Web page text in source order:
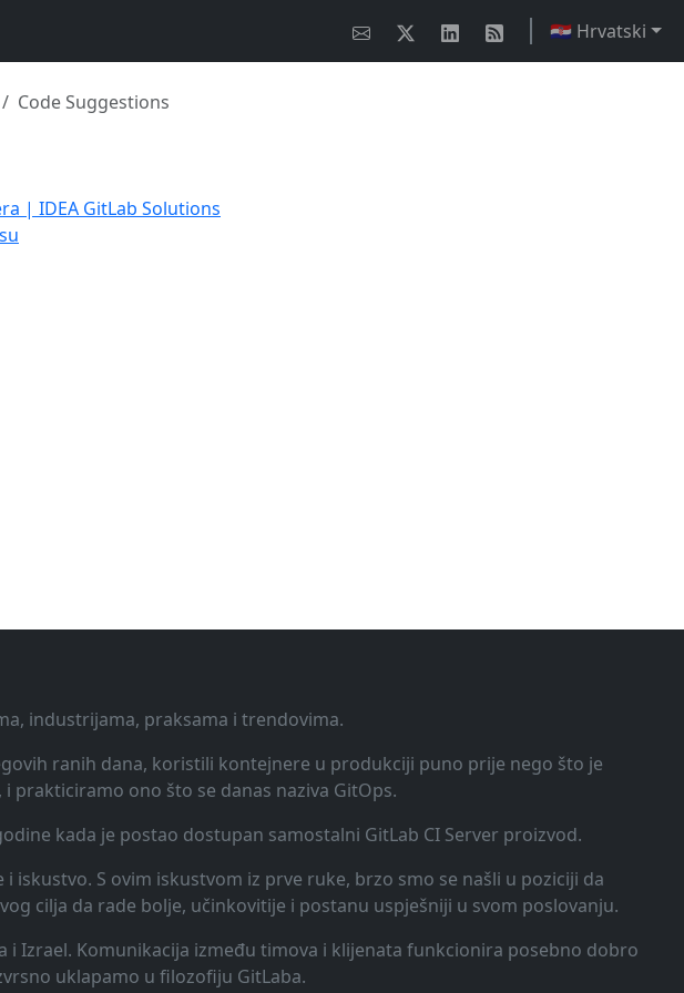
🇭🇷 Hrvatski
Code Suggestions
| IDEA GitLab Solutions
industrijama, praksama i trendovima.
ranih dana, koristili kontejnere u produkciji puno prije nego što je
ono što se danas naziva GitOps.
kada je postao dostupan samostalni GitLab CI Server proizvod.
S ovim iskustvom iz prve ruke, brzo smo se našli u poziciji da
cilja da rade bolje, učinkovitije i postanu uspješniji u svom poslovanju.
i Izrael. Komunikacija između timova i klijenata funkcionira posebno dobro
uklapamo u filozofiju GitLaba.